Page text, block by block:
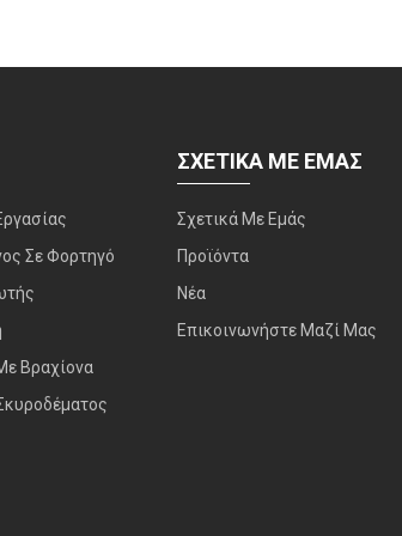
Σε Φορτηγό
Βραχίονα
ΣΧΕΤΙΚΆ ΜΕ ΕΜΆΣ
Σχετικά Με Εμάς
Προϊόντα
Νέα
Επικοινωνήστε Μαζί Μας